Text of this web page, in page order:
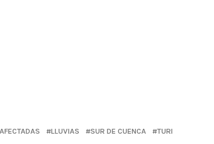
LLUVIAS SUR DE CUENCA TURI